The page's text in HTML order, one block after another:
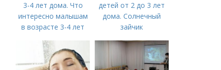
3-4 лет дома. Что
интересно малышам
в возрасте 3-4 лет
детей от 2 до 3 лет
дома. Солнечный
зайчик